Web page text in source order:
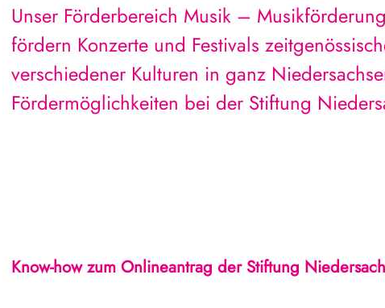
Unser Förderbereich Musik –
fördern Konzerte und Festivals
verschiedener Kulturen in ganz
Fördermöglichkeiten bei der Stiftung
Know-how zum Onlineantrag der Stiftung